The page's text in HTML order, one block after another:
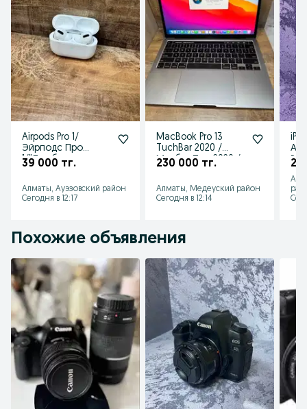
Airpods Pro 1/
Эйрподс Про
1/"Ломбард
39 000 тг.
Алматы, Ауэзовский район
Сегодня в 12:17
MacBook Pro 13
TuchBar 2020 /
Макбук Про 2020 /
230 000 тг.
Алматы, Медеуский район
Сегодня в 12:14
Похожие объявления